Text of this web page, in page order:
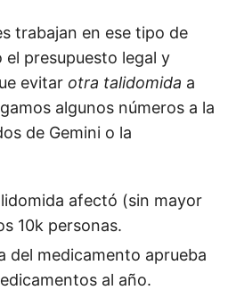
3
}
trabajan en ese tipo de
el presupuesto legal y
evitar otra talidomida a
algunos números a la
de Gemini o la
afectó (sin mayor
10k personas.
del medicamento aprueba
al año.